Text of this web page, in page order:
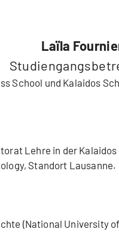
Laïla
School und Kalaidos
Lehre in der Kalaidos
Standort Lausanne.
(National University